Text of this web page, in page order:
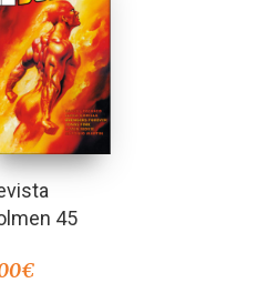
45
€